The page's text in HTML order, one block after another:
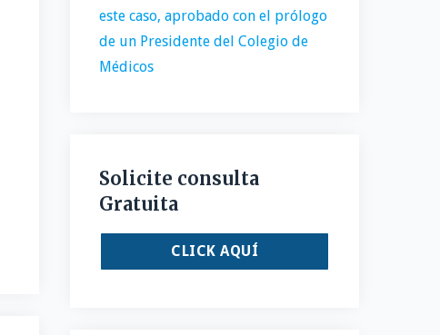
este caso, aprobado con el prólogo
de un Presidente del Colegio de
Médicos
Solicite consulta
Gratuita
CLICK AQUÍ